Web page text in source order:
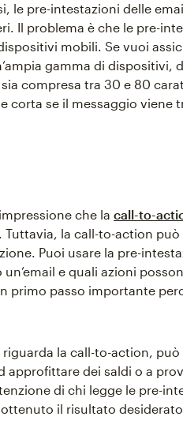
le pre-intestazioni delle
Il problema è che le pre-
mobili. Se vuoi
gamma di dispositivi,
compresa tra 30 e 80
corta se il messaggio viene
che la call-to-
Tuttavia, la call-to-action
Puoi usare la pre-
e quali azioni
primo passo importante
riguarda la call-to-action,
approfittare dei saldi o a
di chi legge le pre-
il risultato